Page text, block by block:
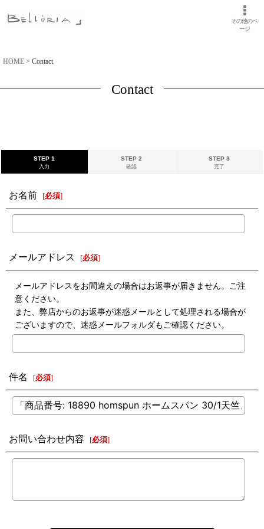
その他のペ
ージ
HOME > Contact
Contact
STEP 1
入力
STEP 2
確認
STEP 3
完了
お名前 [必須]
メールアドレス [必須]
メールアドレスをお間違えの場合はお返事が届きません。ご注
意ください。
また、弊店からのお返事が迷惑メールとして処理される場合が
ございますので、迷惑メールフォルダもご確認ください。
件名 [必須]
お問い合わせ内容 [必須]